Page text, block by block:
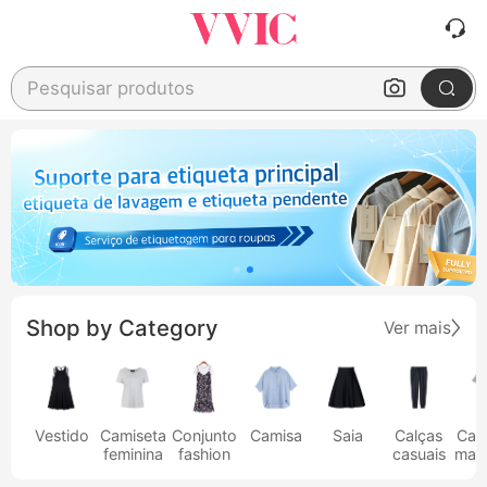
Pesquisar produtos
Shop by Category Ver mais
Vestido
Camiseta
feminina
Conjunto
fashion
Camisa Saia
Calças
casuais